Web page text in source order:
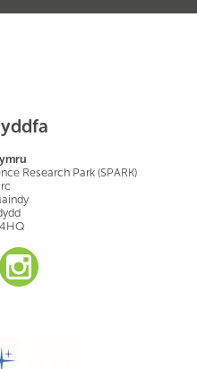
Research Park (SPARK)